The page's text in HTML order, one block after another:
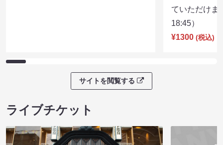
ていただけ
18:45）
¥1300 (税込)
サイトを閲覧する
ライブチケット